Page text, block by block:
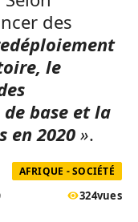
des
le
base et la
en 2020 ».
AFRIQUE - SOCIÉTÉ
324vues